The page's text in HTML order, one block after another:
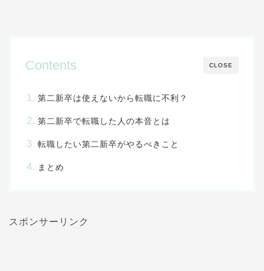
CLOSE
Contents
第二新卒は使えないから転職に不利？
第二新卒で転職した人の本音とは
転職したい第二新卒がやるべきこと
まとめ
スポンサーリンク